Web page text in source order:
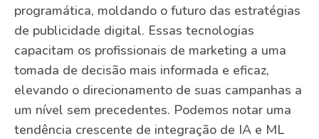
programática, moldando o futuro das estratégias
de publicidade digital. Essas tecnologias
capacitam os profissionais de marketing a uma
tomada de decisão mais informada e eficaz,
elevando o direcionamento de suas campanhas a
um nível sem precedentes. Podemos notar uma
tendência crescente de integração de IA e ML